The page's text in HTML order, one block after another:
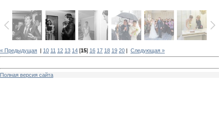
« Предыдущая 10 11 12 13 14 [15] 16 17 18 19 20 Следующая »
Полная версия сайта